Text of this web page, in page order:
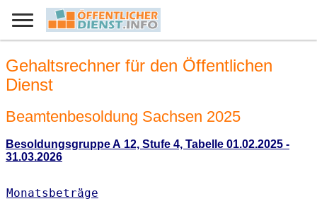
Gehaltsrechner für den Öffentlichen
Dienst
Beamtenbesoldung Sachsen 2025
Besoldungsgruppe A 12, Stufe 4, Tabelle 01.02.2025 -
31.03.2026
Monatsbeträge